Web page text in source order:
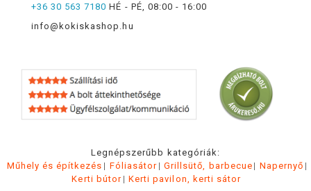
+36 30 563 7180 HÉ - PÉ, 08:00 - 16:00
info@kokiskashop.hu
Legnépszerűbb kategóriák:
Műhely és építkezés
Fóliasátor Grillsütő, barbecue
Napernyő
Kerti bútor
Kerti pavilon, kerti sátor